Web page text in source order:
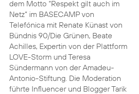
dem Motto “Respekt gilt auch im
Netz” im BASECAMP von
Telefónica mit Renate Künast von
Bündnis 90/Die Grünen, Beate
Achilles, Expertin von der Plattform
LOVE-Storm und Teresa
Sündermann von der Amadeu-
Antonio-Stiftung. Die Moderation
führte Influencer und Blogger Tarik